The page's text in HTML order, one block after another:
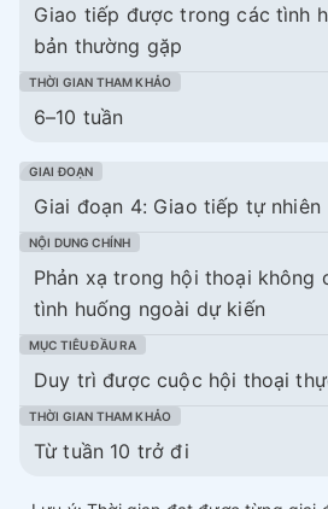
Giao tiếp được trong các tình
bản thường gặp
6–10 tuần
Giai đoạn 4: Giao tiếp tự nhiên
Phản xạ trong hội thoại không
tình huống ngoài dự kiến
Duy trì được cuộc hội thoại
Từ tuần 10 trở đi